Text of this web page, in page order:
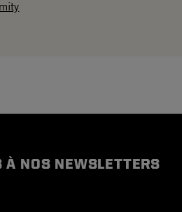
À NOS NEWSLETTERS